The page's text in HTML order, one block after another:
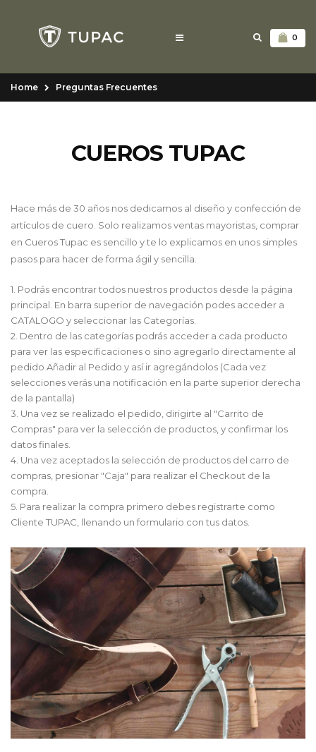
0
Home Preguntas Frecuentes
CUEROS TUPAC
Hace más de 30 años nos dedicamos al diseño y confección de
artículos de cuero. Solo realizamos ventas mayoristas, comprar
en Cueros Tupac es sencillo y te lo explicamos en unos simples
pasos para hacer de forma ágil y sencilla.
1. Podrás encontrar todos nuestros productos desde la página
principal. En barra superior de navegación podes acceder a
CATALOGO y seleccionar las Categorías.
2. Dentro de las categorías podrás acceder a cada producto
para ver las especificaciones o sino agregarlo directamente al
pedido Añadir al Pedido y así ir agregándolos (Cada vez
selecciones verás una notificación en la parte superior derecha
de la pantalla)
3. Una vez se realizado el pedido, dirigirte al "Carrito de
Compras" para ver la selección de productos, y confirmar los
datos finales.
4. Una vez aceptados la selección de productos del carro de
compras, presionar "Caja" para realizar el Checkout de la
compra.
5. Para realizar la compra primero debes registrarte como
Cliente TUPAC, llenando un formulario con tus datos.